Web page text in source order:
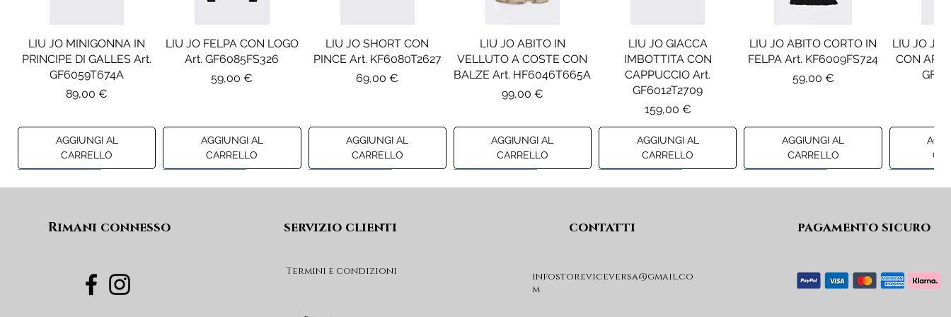
LIU JO MINIGONNA IN
PRINCIPE DI GALLES Art.
GF6059T674A
Prezzo
89,00 €
AGGIUNGI AL
CARRELLO
LIU JO FELPA CON LOGO
Art. GF6085FS326
Prezzo
59,00 €
AGGIUNGI AL
CARRELLO
LIU JO SHORT CON
PINCE Art. KF6080T2627
Prezzo
69,00 €
AGGIUNGI AL
CARRELLO
LIU JO ABITO IN
VELLUTO A COSTE CON
BALZE Art. HF6046T665A
Prezzo
99,00 €
AGGIUNGI AL
CARRELLO
LIU JO GIACCA
IMBOTTITA CON
CAPPUCCIO Art.
GF6012T2709
Prezzo
159,00 €
AGGIUNGI AL
CARRELLO
LIU JO ABITO CORTO IN
FELPA Art. KF6009FS724
Prezzo
59,00 €
AGGIUNGI AL
CARRELLO
LIU JO
CON
DIESEL JEANS MOD. D-
DIESEL GIACCA MOD.
DIESEL GIACCA MOD.
MAISON MARGIELA
Rimani connesso servizio clienti
Termini e condizioni
contatti
infostoreviceversa@gmail.co
m
pagamento sicuro